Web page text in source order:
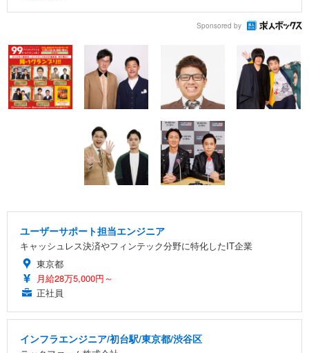
Sponsored by
ユーザーサポート担当エンジニア
キャッシュレス決済やフィンテック分野に特化したIT企業
東京都
月給28万5,000円～
正社員
インフラエンジニア/初台駅/東京都/渋谷区